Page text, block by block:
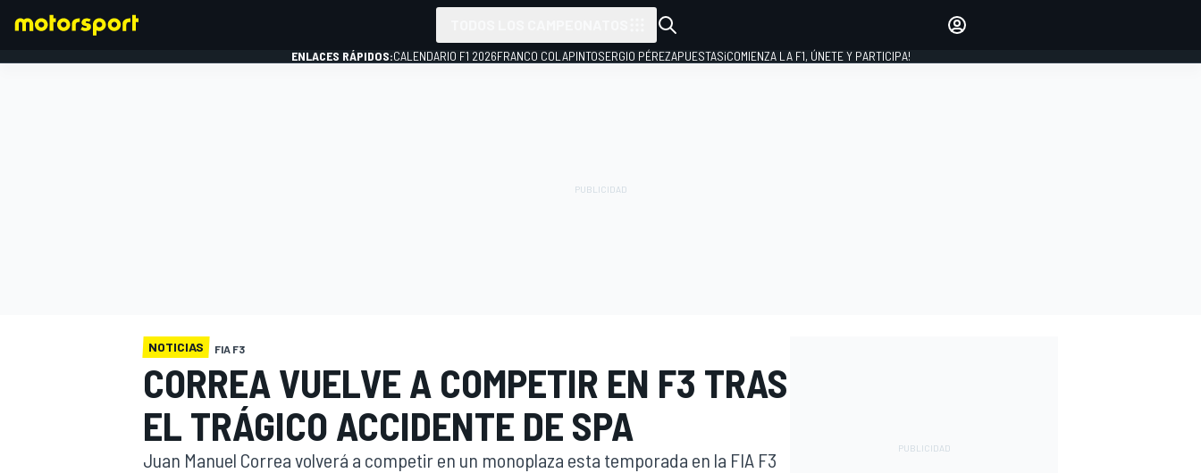
INDYCAR
INICIAR SESIÓN
ENLACES RÁPIDOS:CALENDARIO F1 2026FRANCO COLAPINTOSERGIO PÉREZAPUESTAS¡COMIENZA LA F1, ÚNETE Y PARTICIPA!
NOTICIAS FIA F3
CORREA VUELVE A COMPETIR EN F3 TRAS
EL TRÁGICO ACCIDENTE DE SPA
Juan Manuel Correa volverá a competir en un monoplaza esta temporada en la FIA F3